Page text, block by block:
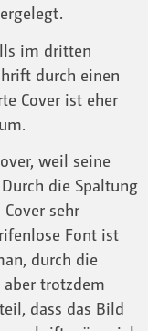
im dritten
durch einen
Cover ist eher
weil seine
die Spaltung
sehr
Font ist
durch die
trotzdem
dass das Bild